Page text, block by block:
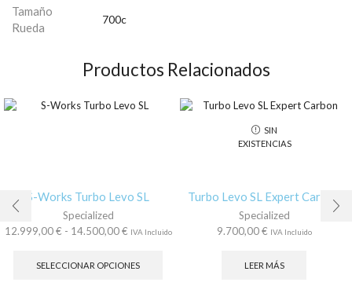
Tamaño
Rueda
700c
Productos Relacionados
S-Works Turbo Levo SL
Specialized
12.999,00€ - 14.500,00€Rango
precios:
IVA Incluido
SELECCIONAR OPCIONES
SIN
EXISTENCIAS
Turbo Levo SL Expert Carbon
Specialized
9.700,00€ IVA Incluido
LEER MÁS